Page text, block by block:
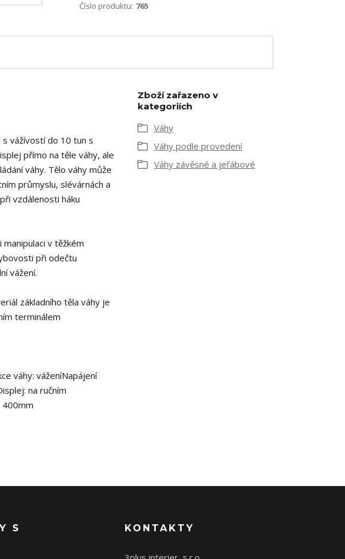
Číslo produktu: 765
vážívostí do 10 tun s
přímo na těle váhy, ale
váhy. Tělo váhy může
průmyslu, slévárnách a
vzdálenosti háku
v těžkém
při odečtu
vážení.
základního těla váhy je
terminálem
váhy: váženíNapájení
na ručním
400mm
Zboží zařazeno v
kategoriích
Váhy
Váhy podle provedení
Váhy závěsné a jeřábové
S
KONTAKTY